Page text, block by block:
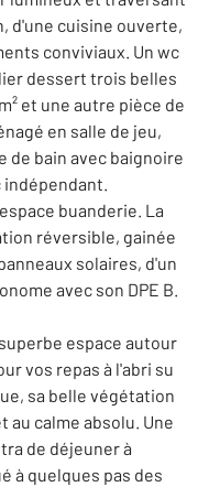
d'une cuisine ouverte,
conviviaux. Un wc
dessert trois belles
et une autre pièce de
en salle de jeu,
de bain avec baignoire
buanderie. La
réversible, gainée
solaires, d'un
avec son DPE B.
espace autour
vos repas à l'abri su
sa belle végétation
au calme absolu. Une
de déjeuner à
à quelques pas des